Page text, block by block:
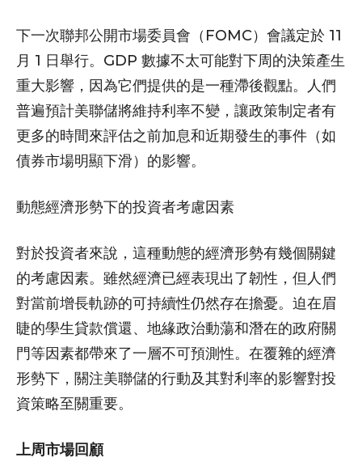
下一次聯邦公開市場委員會（FOMC）會議定於 11
月 1 日舉行。GDP 數據不太可能對下周的決策產生
重大影響，因為它們提供的是一種滯後觀點。人們
普遍預計美聯儲將維持利率不變，讓政策制定者有
更多的時間來評估之前加息和近期發生的事件（如
債券市場明顯下滑）的影響。
動態經濟形勢下的投資者考慮因素
對於投資者來說，這種動態的經濟形勢有幾個關鍵
的考慮因素。雖然經濟已經表現出了韌性，但人們
對當前增長軌跡的可持續性仍然存在擔憂。迫在眉
睫的學生貸款償還、地緣政治動蕩和潛在的政府關
門等因素都帶來了一層不可預測性。在覆雜的經濟
形勢下，關注美聯儲的行動及其對利率的影響對投
資策略至關重要。
上周市場回顧